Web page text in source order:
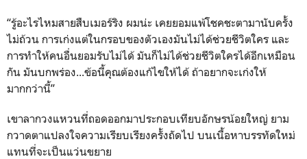
“รู้อะไรไหมสายสืบเมอร์ริง ผมน่ะ เคยยอมแพ้โชคชะตามานับครั้ง
ไม่ถ้วน การเก่งแต่ในกรอบของตัวเองมันไม่ได้ช่วยชีวิตใคร และ
การทำให้คนอื่นยอมรับไม่ได้ มันก็ไม่ได้ช่วยชีวิตใครได้อีกเหมือน
กัน มันบกพร่อง...ข้อนี้คุณต้องแก้ไขให้ได้ ถ้าอยากจะเก่งให้
มากกว่านี้”
เขาลากวงแหวนที่ถอดออกมาประกอบเทียบอักษรน้อยใหญ่ ยาม
กวาดตาแปลงใจความเรียบเรียงครั้งถัดไป บนเนื้อหาบรรทัดใหม่
แทนที่จะเป็นแว่นขยาย